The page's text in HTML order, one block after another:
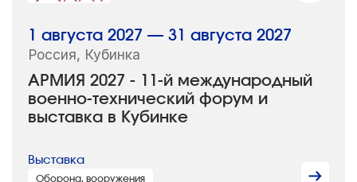
АРМИЯ 2027 - 11-й международный
военно-технический форум и
выставка в Кубинке
1 августа 2027 — 31 августа 2027
Россия, Кубинка
Выставка
Оборона, вооружения